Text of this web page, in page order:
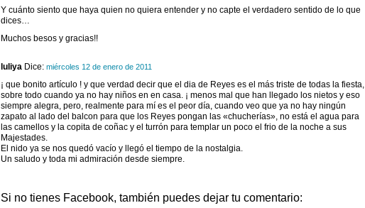
Y cuánto siento que haya quien no quiera entender y no capte el verdadero sentido de lo que
dices…
Muchos besos y gracias!!
luliya Dice: miércoles 12 de enero de 2011
¡ que bonito artículo ! y que verdad decir que el dia de Reyes es el más triste de todas la fiesta,
sobre todo cuando ya no hay niños en en casa. ¡ menos mal que han llegado los nietos y eso
siempre alegra, pero, realmente para mí es el peor día, cuando veo que ya no hay ningún
zapato al lado del balcon para que los Reyes pongan las «chucherías», no está el agua para
las camellos y la copita de coñac y el turrón para templar un poco el frio de la noche a sus
Majestades.
El nido ya se nos quedó vacío y llegó el tiempo de la nostalgia.
Un saludo y toda mi admiración desde siempre.
Si no tienes Facebook, también puedes dejar tu comentario: